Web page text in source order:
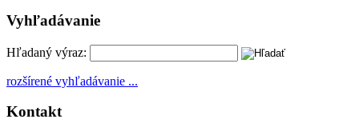
Vyhľadávanie
Hľadaný výraz:
rozšírené vyhľadávanie ...
Kontakt